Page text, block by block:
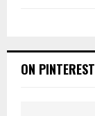
ON PINTEREST